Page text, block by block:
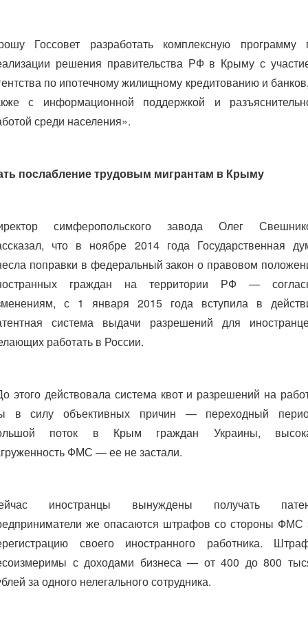
Госсовет разработать комплексную программу
решения правительства РФ в Крыму с
по ипотечному жилищному кредитованию и
с информационной поддержкой и
среди населения».
послабление трудовым мигрантам в Крыму
симферопольского завода Олег
что в ноябре 2014 года Государственная
поправки в федеральный закон о правовом
граждан на территории РФ —
с 1 января 2015 года вступила в
система выдачи разрешений для
работать в России.
этого действовала система квот и разрешений на
в силу объективных причин — переходный
поток в Крым граждан Украины,
ФМС — ее не застали.
иностранцы вынуждены получать
же опасаются штрафов со стороны ФМС
своего иностранного работника.
с доходами бизнеса — от 400 до 800
за одного нелегального сотрудника.